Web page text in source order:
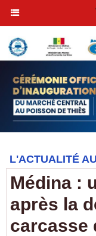
L'ACTUALITÉ
Médina :
après la
carcasse